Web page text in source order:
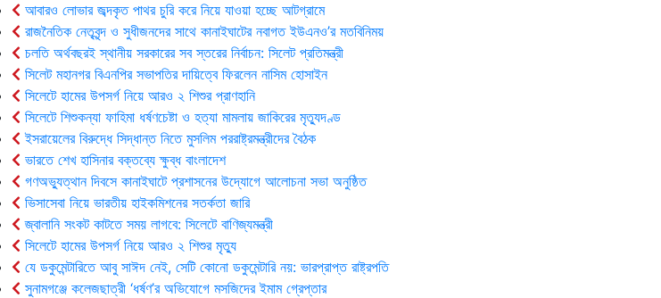
আবারও লোভার জব্দকৃত পাথর চুরি করে নিয়ে যাওয়া হচ্ছে আটগ্রামে
রাজনৈতিক নেতৃবৃন্দ ও সুধীজনদের সাথে কানাইঘাটের নবাগত ইউএনও’র মতবিনিময়
চলতি অর্থবছরই স্থানীয় সরকারের সব স্তরের নির্বাচন: সিলেট প্রতিমন্ত্রী
সিলেট মহানগর বিএনপির সভাপতির দায়িত্বে ফিরলেন নাসিম হোসাইন
সিলেটে হামের উপসর্গ নিয়ে আরও ২ শিশুর প্রাণহানি
সিলেটে শিশুকন্যা ফাহিমা ধর্ষণচেষ্টা ও হত্যা মামলায় জাকিরের মৃত্যুদণ্ড
ইসরায়েলের বিরুদ্ধে সিদ্ধান্ত নিতে মুসলিম পররাষ্ট্রমন্ত্রীদের বৈঠক
ভারতে শেখ হাসিনার বক্তব্যে ক্ষুব্ধ বাংলাদেশ
গণঅভ্যুত্থান দিবসে কানাইঘাটে প্রশাসনের উদ্যোগে আলোচনা সভা অনুষ্ঠিত
ভিসাসেবা নিয়ে ভারতীয় হাইকমিশনের সতর্কতা জারি
জ্বালানি সংকট কাটতে সময় লাগবে: সিলেটে বাণিজ্যমন্ত্রী
সিলেটে হামের উপসর্গ নিয়ে আরও ২ শিশুর মৃত্যু
যে ডকুমেন্টারিতে আবু সাঈদ নেই, সেটি কোনো ডকুমেন্টারি নয়: ভারপ্রাপ্ত রাষ্ট্রপতি
সুনামগঞ্জে কলেজছাত্রী ‘ধর্ষণ’র অভিযোগে মসজিদের ইমাম গ্রেপ্তার